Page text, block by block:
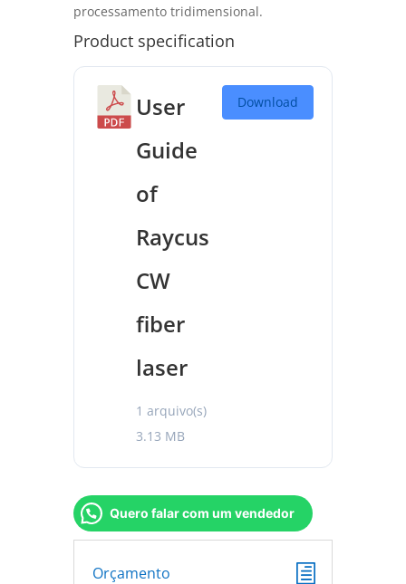
processamento tridimensional.
Product specification
User
Guide
of
Raycus
CW
fiber
laser
1 arquivo(s)
3.13 MB
Download
Quero falar com um vendedor
Orçamento